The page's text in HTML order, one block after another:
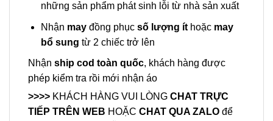
những sản phẩm phát sinh lỗi từ nhà sản xuất
Nhận mayđồng phục số lượng íthoặc may
bổ sung từ 2 chiếc trở lên
Nhận ship cod toàn quốc, khách hàng được
phép kiểm tra rồi mới nhận áo
>>>> KHÁCH HÀNG VUI LÒNG CHAT TRỰC
TIẾP TRÊN WEB HOẶC CHAT QUA ZALO để